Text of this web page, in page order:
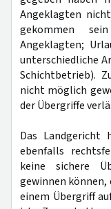
Angeklagten
gekommen
Angeklagten;
unterschiedliche
Schichtbetrieb).
nicht möglich
der Übergriffe
Das Landgericht
ebenfalls
keine sichere
gewinnen können,
einem Übergriff